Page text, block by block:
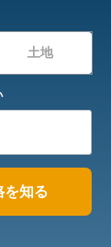
土地
を知る